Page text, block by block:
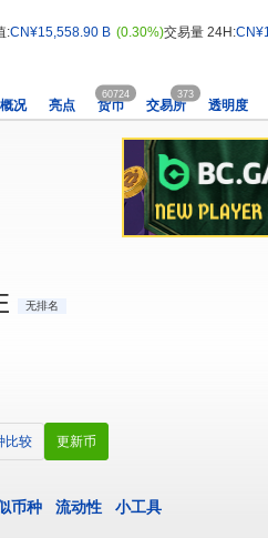
:CN¥15,558.90 B (0.30%)交易量 24H:
况 亮点 货币
60724
交易所
373
透明度
无排名
比较 更新币
币种 流动性 小工具